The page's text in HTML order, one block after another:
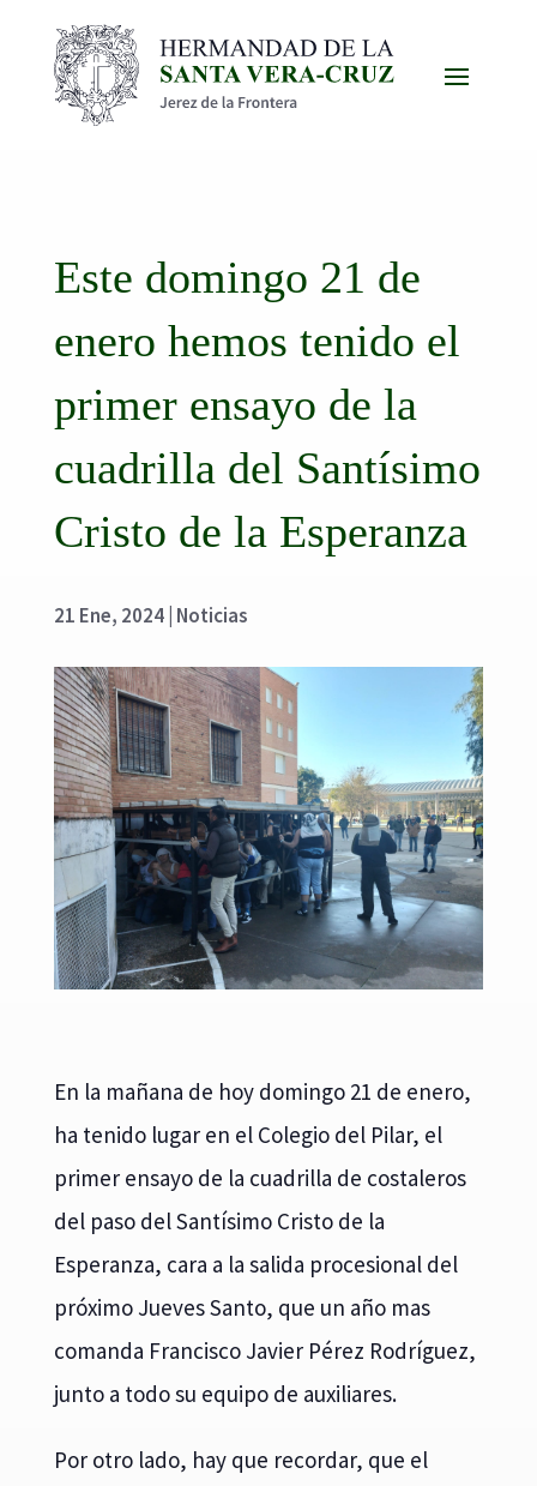
Este domingo 21 de
enero hemos tenido el
primer ensayo de la
cuadrilla del Santísimo
Cristo de la Esperanza
21 Ene, 2024| Noticias
En la mañana de hoy domingo 21 de enero,
ha tenido lugar en el Colegio del Pilar, el
primer ensayo de la cuadrilla de costaleros
del paso del Santísimo Cristo de la
Esperanza, cara a la salida procesional del
próximo Jueves Santo, que un año mas
comanda Francisco Javier Pérez Rodríguez,
junto a todo su equipo de auxiliares.
Por otro lado, hay que recordar, que el